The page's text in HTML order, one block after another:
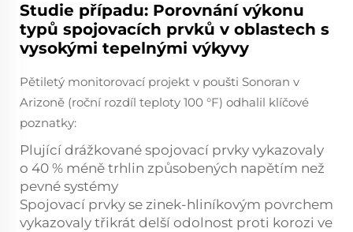
Studie případu: Porovnání výkonu
typů spojovacích prvků v oblastech s
vysokými tepelnými výkyvy
Pětiletý monitorovací projekt v poušti Sonoran v
Arizoně (roční rozdíl teploty 100 °F) odhalil klíčové
poznatky:
Plující drážkované spojovací prvky vykazovaly
o 40 % méně trhlin způsobených napětím než
pevné systémy
Spojovací prvky se zinek-hliníkovým povrchem
vykazovaly třikrát delší odolnost proti korozi ve